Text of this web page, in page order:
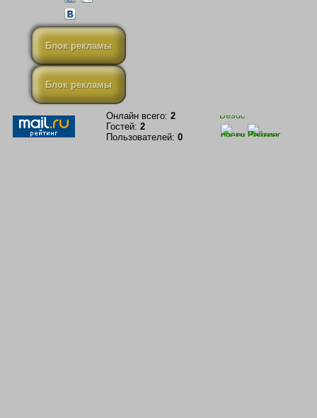
Блок рекламы
Блок рекламы
Онлайн всего: 2
Гостей: 2
Пользователей: 0